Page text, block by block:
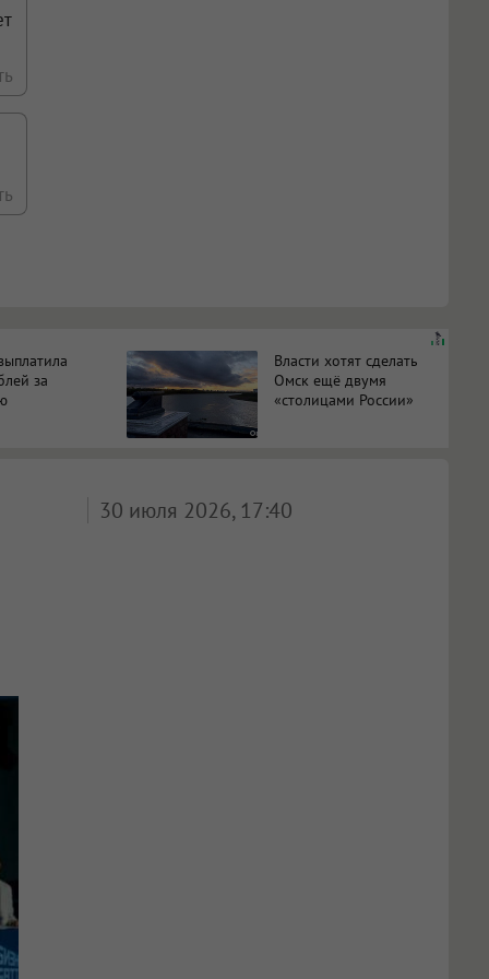
за
Власти хотят сделать
Омск ещё двумя
«столицами России»
30 июля 2026, 17:40